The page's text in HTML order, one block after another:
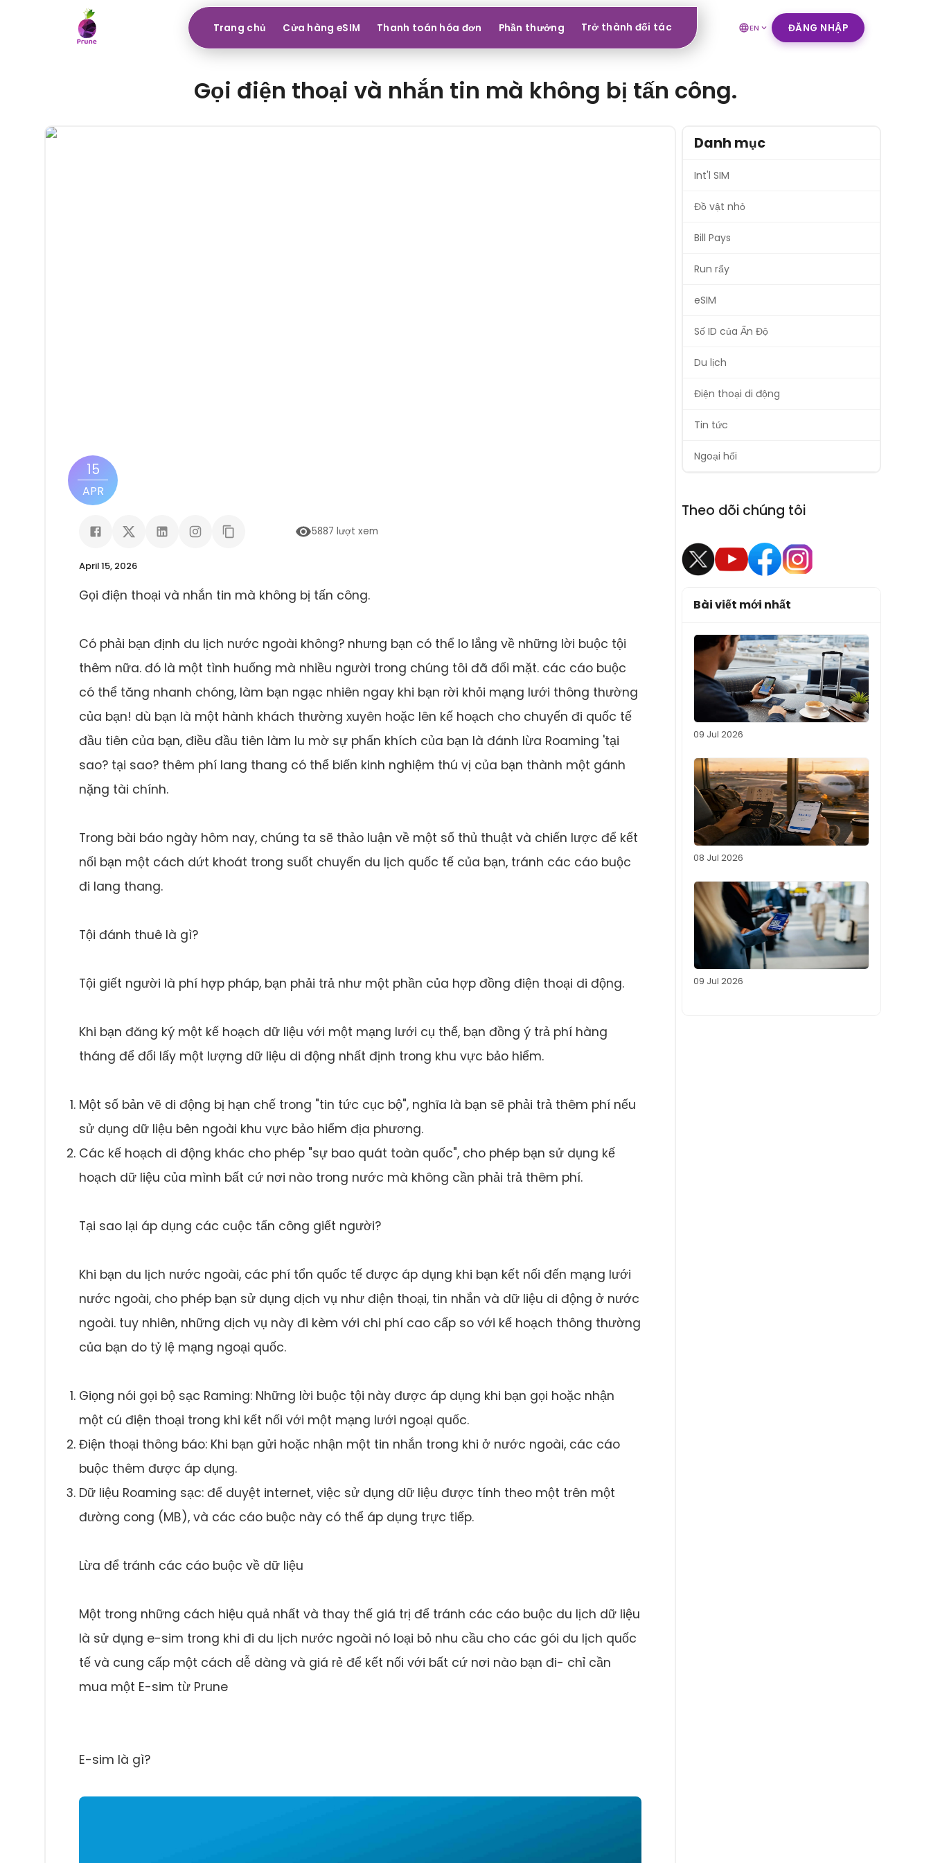
Trang chủ Cửa hàng eSIM Thanh toán hóa đơn Phần thưởng Trở thành đối tác EN ĐĂNG NHẬP
Gọi điện thoại và nhắn tin mà không bị tấn công.
15
APR
5887 lượt xem
April 15, 2026
Gọi điện thoại và nhắn tin mà không bị tấn công.
Có phải bạn định du lịch nước ngoài không? nhưng bạn có thể lo lắng về những lời buộc tội
thêm nữa. đó là một tình huống mà nhiều người trong chúng tôi đã đối mặt. các cáo buộc
có thể tăng nhanh chóng, làm bạn ngạc nhiên ngay khi bạn rời khỏi mạng lưới thông thường
của bạn! dù bạn là một hành khách thường xuyên hoặc lên kế hoạch cho chuyến đi quốc tế
đầu tiên của bạn, điều đầu tiên làm lu mờ sự phấn khích của bạn là đánh lừa Roaming 'tại
sao? tại sao? thêm phí lang thang có thể biến kinh nghiệm thú vị của bạn thành một gánh
nặng tài chính.
Trong bài báo ngày hôm nay, chúng ta sẽ thảo luận về một số thủ thuật và chiến lược để kết
nối bạn một cách dứt khoát trong suốt chuyến du lịch quốc tế của bạn, tránh các cáo buộc
đi lang thang.
Tội đánh thuê là gì?
Tội giết người là phí hợp pháp, bạn phải trả như một phần của hợp đồng điện thoại di động.
Khi bạn đăng ký một kế hoạch dữ liệu với một mạng lưới cụ thể, bạn đồng ý trả phí hàng
tháng để đổi lấy một lượng dữ liệu di động nhất định trong khu vực bảo hiểm.
Một số bản vẽ di động bị hạn chế trong "tin tức cục bộ", nghĩa là bạn sẽ phải trả thêm phí nếu
sử dụng dữ liệu bên ngoài khu vực bảo hiểm địa phương.
Các kế hoạch di động khác cho phép "sự bao quát toàn quốc", cho phép bạn sử dụng kế
hoạch dữ liệu của mình bất cứ nơi nào trong nước mà không cần phải trả thêm phí.
Tại sao lại áp dụng các cuộc tấn công giết người?
Khi bạn du lịch nước ngoài, các phí tổn quốc tế được áp dụng khi bạn kết nối đến mạng lưới
nước ngoài, cho phép bạn sử dụng dịch vụ như điện thoại, tin nhắn và dữ liệu di động ở nước
ngoài. tuy nhiên, những dịch vụ này đi kèm với chi phí cao cấp so với kế hoạch thông thường
của bạn do tỷ lệ mạng ngoại quốc.
Giọng nói gọi bộ sạc Raming: Những lời buộc tội này được áp dụng khi bạn gọi hoặc nhận
một cú điện thoại trong khi kết nối với một mạng lưới ngoại quốc.
Điện thoại thông báo: Khi bạn gửi hoặc nhận một tin nhắn trong khi ở nước ngoài, các cáo
buộc thêm được áp dụng.
Dữ liệu Roaming sạc: để duyệt internet, việc sử dụng dữ liệu được tính theo một trên một
đường cong (MB), và các cáo buộc này có thể áp dụng trực tiếp.
Lừa để tránh các cáo buộc về dữ liệu
Một trong những cách hiệu quả nhất và thay thế giá trị để tránh các cáo buộc du lịch dữ liệu
là sử dụng e-sim trong khi đi du lịch nước ngoài nó loại bỏ nhu cầu cho các gói du lịch quốc
tế và cung cấp một cách dễ dàng và giá rẻ để kết nối với bất cứ nơi nào bạn đi- chỉ cần
mua một E-sim từ Prune
E-sim là gì?
Danh mục
Int'l SIM
Đồ vật nhỏ
Bill Pays
Run rẩy
eSIM
Số ID của Ấn Độ
Du lịch
Điện thoại di động
Tin tức
Ngoại hối
Theo dõi chúng tôi
Bài viết mới nhất
09 Jul 2026
08 Jul 2026
09 Jul 2026